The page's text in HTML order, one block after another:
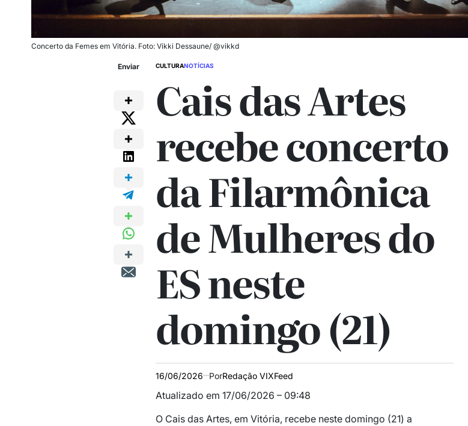
Concerto da Femes em Vitória. Foto: Vikki Dessaune/ @vikkd
Enviar CULTURANOTÍCIAS
Cais das Artes
recebe concerto
da Filarmônica
de Mulheres do
ES neste
domingo (21)
16/06/2026 PorRedação VIXFeed
Atualizado em 17/06/2026 – 09:48
O Cais das Artes, em Vitória, recebe neste domingo (21) a